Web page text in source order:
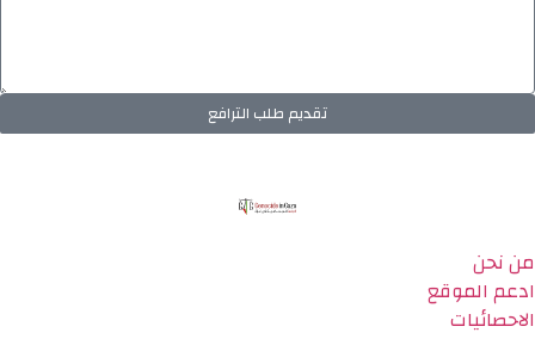
تقديم طلب الترافع
من نحن
ادعم الموقع
الاحصائيات